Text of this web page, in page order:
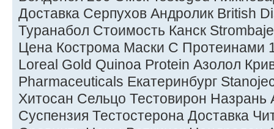
Доставка Серпухов Андролик British
Туранабол Стоимость Канск
Цена Кострома Маски С Протеинами
Loreal Gold Quinoa Protein Азолол
Pharmaceuticals Екатеринбург
Хитосан Сельцо Тестовирон Назрань
Суспензия Тестостерона Доставка